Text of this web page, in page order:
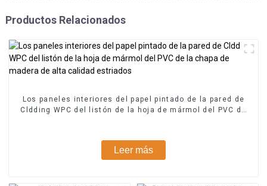
Productos Relacionados
Los paneles interiores del papel pintado de la pared de
Cldding WPC del listón de la hoja de mármol del PVC de
Leer más